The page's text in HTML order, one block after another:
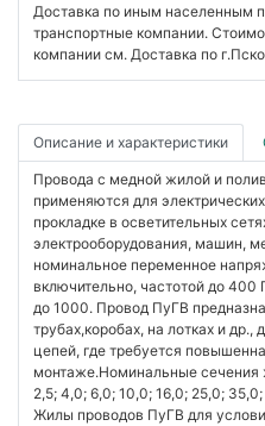
Доставка по иным населенным
транспортные компании.
компании см. Доставка по
Описание и характеристики
Провода с медной жилой и
применяются для
прокладке в осветительных
электрооборудования, машин,
номинальное переменное
включительно, частотой до
до 1000. Провод ПуГВ
трубах,коробах, на лотках и др.,
цепей, где требуется
монтаже.Номинальные сечения
2,5; 4,0; 6,0; 10,0; 16,0; 25,0;
Жилы проводов ПуГВ для